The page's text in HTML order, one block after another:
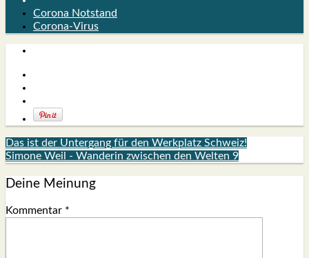
Corona Notstand
Corona-Virus
Das ist der Untergang für den Werkplatz Schweiz!
Simone Weil - Wanderin zwischen den Welten 9
Deine Meinung
Kommentar *